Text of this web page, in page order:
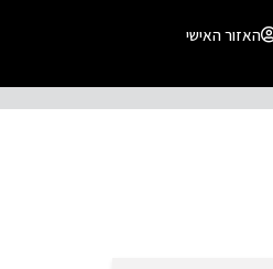
האזור האישי